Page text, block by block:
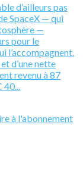
d’ailleurs pas
SpaceX — qui
—
pour le
l’accompagnent.
d’une nette
revenu à 87
40...
à l'abonnement